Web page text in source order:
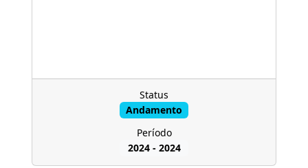
Status
Andamento
Período
2024- 2024